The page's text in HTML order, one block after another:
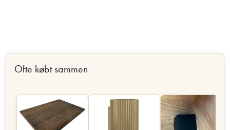
Ofte købt sammen